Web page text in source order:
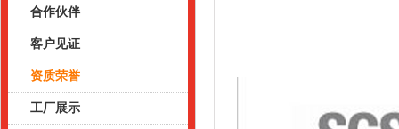
合作伙伴
客户见证
资质荣誉
工厂展示